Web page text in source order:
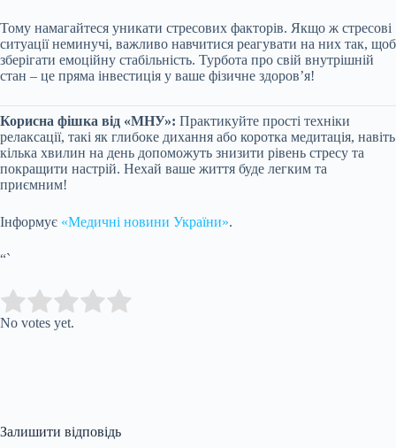
Тому намагайтеся уникати стресових факторів. Якщо ж стресові
ситуації неминучі, важливо навчитися реагувати на них так, щоб
зберігати емоційну стабільність. Турбота про свій внутрішній
стан – це пряма інвестиція у ваше фізичне здоров’я!
Корисна фішка від «МНУ»: Практикуйте прості техніки
релаксації, такі як глибоке дихання або коротка медитація, навіть
кілька хвилин на день допоможуть знизити рівень стресу та
покращити настрій. Нехай ваше життя буде легким та
приємним!
Інформує «Медичні новини України».
“`
Rate this item:
No votes yet.
Залишити відповідь